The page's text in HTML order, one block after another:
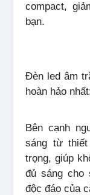
compact,
bạn.
Đèn led âm
hoàn hảo
Bên cạnh
sáng từ
trọng, giúp
đủ sáng cho
độc đáo của